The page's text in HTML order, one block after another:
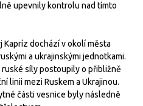
upevnily kontrolu nad tímto
Kapríz dochází v okolí města
a ukrajinskými jednotkami.
síly postoupily o přibližně
linii mezi Ruskem a Ukrajinou.
části vesnice byly následně